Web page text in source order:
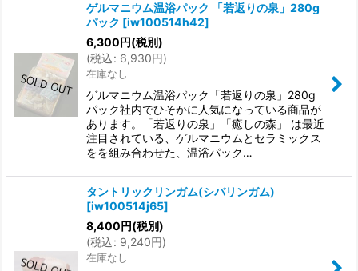
ゲルマニウム温浴パック 「若返りの泉」280g
パック [iw100514h42]
6,300円(税別)
(税込: 6,930円)
在庫なし
ゲルマニウム温浴パック「若返りの泉」280g
パック社内でひそかに人気になっている商品が
あります。「若返りの泉」「癒しの森」 は最近
注目されている、ゲルマニウムとセラミックス
をを組み合わせた、温浴パック…
タントリックリンガム(シバリンガム)
[iw100514j65]
8,400円(税別)
(税込: 9,240円)
在庫なし